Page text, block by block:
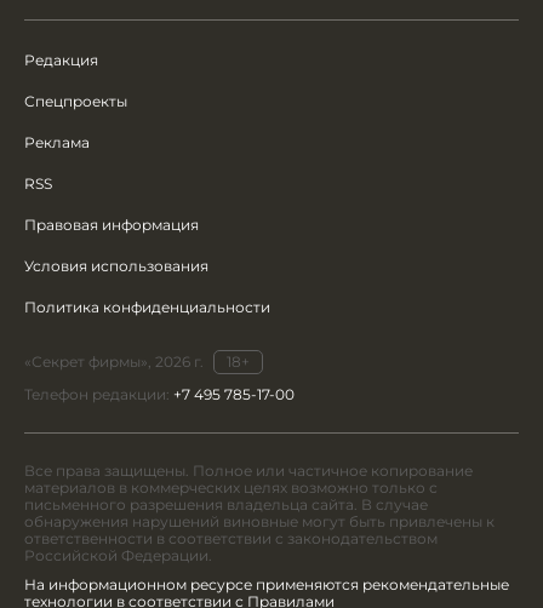
Редакция
Спецпроекты
Реклама
RSS
Правовая информация
Условия использования
Политика конфиденциальности
«Секрет фирмы», 2026 г.
18+
Телефон редакции: +7 495 785-17-00
Все права защищены. Полное или частичное копирование
материалов в коммерческих целях возможно только с
письменного разрешения владельца сайта. В случае
обнаружения нарушений виновные могут быть привлечены к
ответственности в соответствии с законодательством
Российской Федерации.
На информационном ресурсе применяются рекомендательные
технологии в соответствии с Правилами